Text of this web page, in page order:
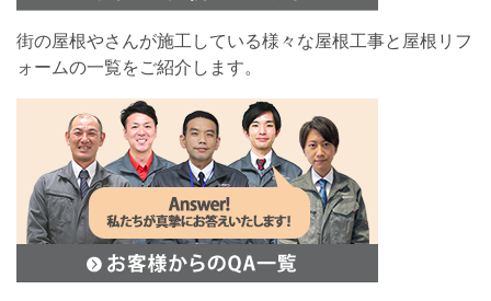
街の屋根やさんが施工している様々な屋根工事と屋根リフ
ォームの一覧をご紹介します。